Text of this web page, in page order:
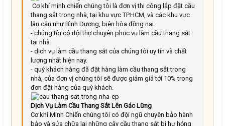
Cơ khí minh chiến chúng tôi là đơn vị thi công lắp đặt cầu
thang sắt trong nhà, tại khu vực TP.HCM, và các khu vực
lân cận như Bình Dương, biên hòa đồng nai.
- chúng tôi có đội thợ chuyên phục vụ làm cầu thang sắt
tại nhà
- dịch vụ làm cầu thang sắt của chúng tôi uy tín và chất
lượng nhất hiện nay.
- quý khách hàng đã đặt hàng làm cầu thang sắt trong
nhà, của đơn vị chúng tôi sẽ được giảm giá tới 10% trong
đơn đặt hàng của quý khách.
Dịch Vụ Làm Cầu Thang Sắt Lên Gác Lững
Cơ khí Minh Chiến chúng tôi có đội ngũ chuyên bảo hành
bảo và sửa chữa lại những cây cầu thang sắt bị hư hỏng